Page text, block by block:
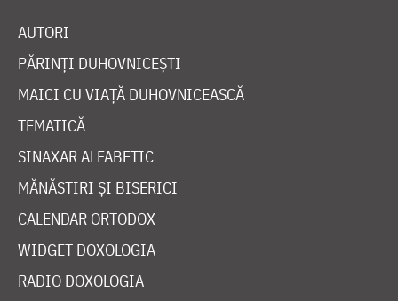
AUTORI
PĂRINȚI DUHOVNICEȘTI
MAICI CU VIAȚĂ DUHOVNICEASCĂ
TEMATICĂ
SINAXAR ALFABETIC
MĂNĂSTIRI ȘI BISERICI
CALENDAR ORTODOX
WIDGET DOXOLOGIA
RADIO DOXOLOGIA